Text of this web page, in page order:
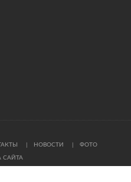
НОВОСТИ ФОТО
САЙТА